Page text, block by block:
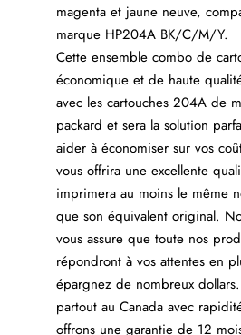
magenta et jaune neuve,
marque HP204A BK/C/M/Y.
Cette ensemble combo de
économique et de haute
avec les cartouches 204A de
packard et sera la solution
aider à économiser sur vos
vous offrira une excellente
imprimera au moins le même
que son équivalent original.
vous assure que toute nos
répondront à vos attentes en
épargnez de nombreux
partout au Canada avec
offrons une garantie de 12